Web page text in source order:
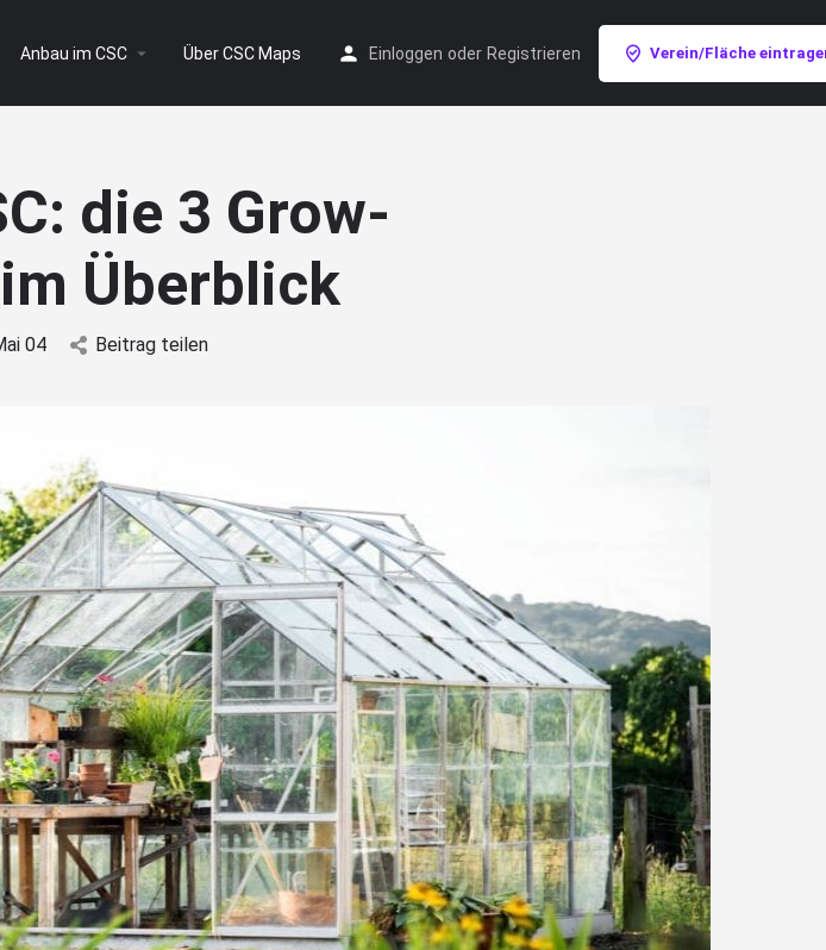
Anbau im CSC Über CSC Maps Einloggen oder Registrieren Verein/Fläche
die 3 Grow-
Überblick
04 Beitrag teilen